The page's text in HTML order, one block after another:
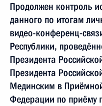
Продолжен контроль
данного по итогам
видео-конференц-
Республики,
Президента
Президента
Мединским в
Федерации по приёму